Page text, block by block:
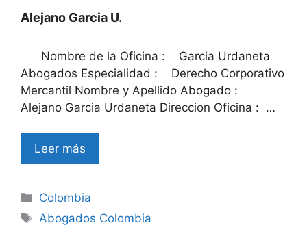
Alejano Garcia U.
Nombre de la Oficina : Garcia Urdaneta
Abogados Especialidad : Derecho Corporativo
Mercantil Nombre y Apellido Abogado :
Alejano Garcia Urdaneta Direccion Oficina : …
Leer más
Categories
Colombia
Tags
Abogados Colombia